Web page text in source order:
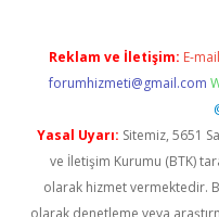
Reklam ve İletişim: E-
forumhizmeti@gmail.com
Yasal Uyarı: Sitemiz, 5651
ve İletişim Kurumu (BTK)
olarak hizmet vermektedir.
olarak denetleme veya